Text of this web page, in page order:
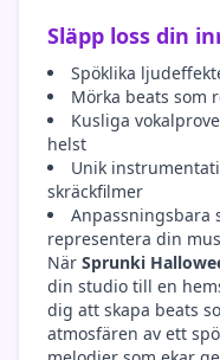
Släpp loss din
Spöklika
Mörka beats som
Kusliga
helst
Unik
skräckfilmer
Anpassningsbara
representera din
När Sprunki
din studio till en
dig att skapa beats
atmosfären av ett